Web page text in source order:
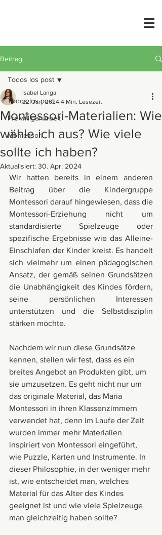
Beitrag
Todos los post
Freiwilligenarbeit
Montessori
Todos los post
Montessori-Materialien: Wie
wähle ich aus? Wie viele
sollte ich haben?
Isabel Langa
22. Jan. 2024 4 Min. Lesezeit
Aktualisiert: 30. Apr. 2024
Wir hatten bereits in einem anderen
Beitrag über die Kindergruppe
Montessori darauf hingewiesen, dass die
Montessori-Erziehung nicht um
standardisierte Spielzeuge oder
spezifische Ergebnisse wie das Alleine-
Einschlafen der Kinder kreist. Es handelt
sich vielmehr um einen pädagogischen
Ansatz, der gemäß seinen Grundsätzen
die Unabhängigkeit des Kindes fördern,
seine persönlichen Interessen
unterstützen und die Selbstdisziplin
stärken möchte.
Nachdem wir nun diese Grundsätze
kennen, stellen wir fest, dass es ein
breites Angebot an Produkten gibt, um
sie umzusetzen. Es geht nicht nur um
das originale Material, das Maria
Montessori in ihren Klassenzimmern
verwendet hat, denn im Laufe der Zeit
wurden immer mehr Materialien
inspiriert von Montessori eingeführt,
wie Puzzle, Karten und Instrumente. In
dieser Philosophie, in der weniger mehr
ist, wie entscheidet man, welches
Material für das Alter des Kindes
geeignet ist und wie viele Spielzeuge
man gleichzeitig haben sollte?